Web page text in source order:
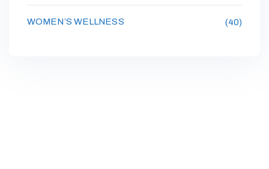
WOMEN’S WELLNESS (40)